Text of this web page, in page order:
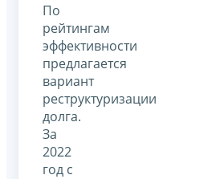
По
рейтингам
эффективности
предлагается
вариант
реструктуризации
долга.
За
2022
год с